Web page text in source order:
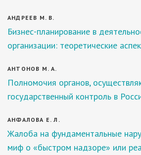
АНДРЕЕВ М. В.
Бизнес-планирование в
организации: теоретические
АНТОНОВ М. А.
Полномочия органов,
государственный контроль в
АНФАЛОВА Е. Л.
Жалоба на фундаментальные
миф о «быстром надзоре» или